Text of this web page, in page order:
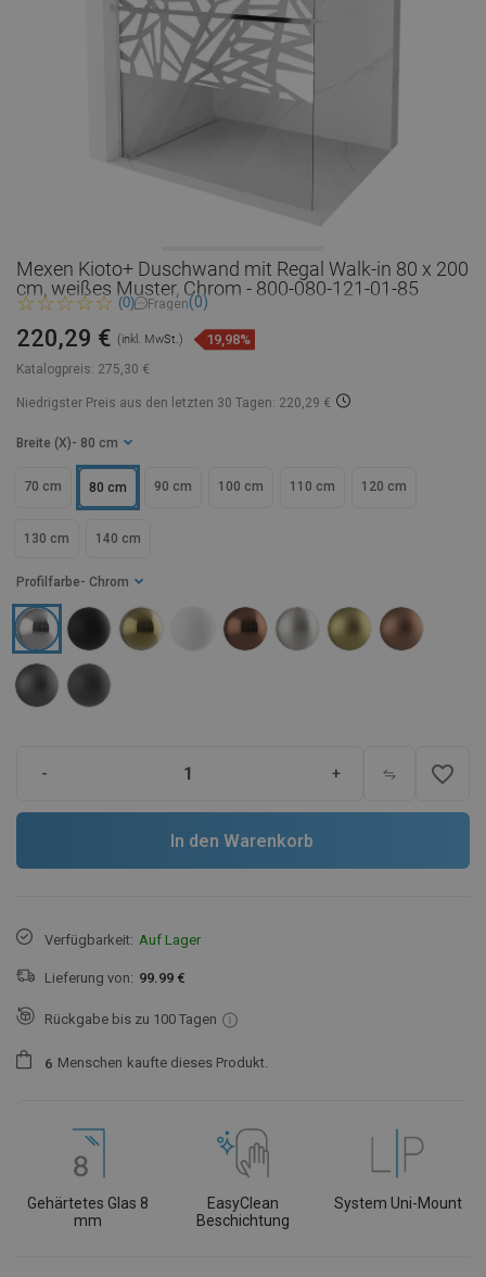
Mexen Kioto+ Duschwand mit Regal Walk-in 80 x 200
cm, weißes Muster, Chrom - 800-080-121-01-85
(0) Fragen(0)
Katalogpreis: 275,30 €
220,29 € (inkl. MwSt.) 19,98%
Niedrigster Preis aus den letzten 30 Tagen: 220,29 €
Profilfarbe - Chrom
Breite (X) - 80 cm
70 cm 80 cm 90 cm 100 cm 110 cm 120 cm
130 cm 140 cm
- + favorite_border
In den Warenkorb
Verfügbarkeit: Auf Lager
Lieferung von: 99.99 €
Rückgabe bis zu 100 Tagen
6 Menschen kaufte dieses Produkt.
Gehärtetes Glas 8
mm
EasyClean
Beschichtung
System Uni-Mount